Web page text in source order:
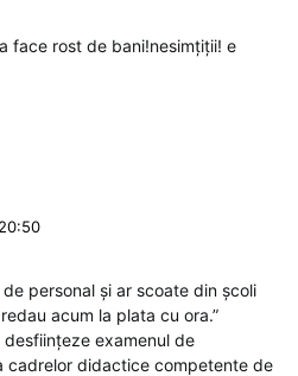
face rost de bani!nesimțiții! e
personal și ar scoate din școli
acum la plata cu ora.”
examenul de
cadrelor didactice competente de